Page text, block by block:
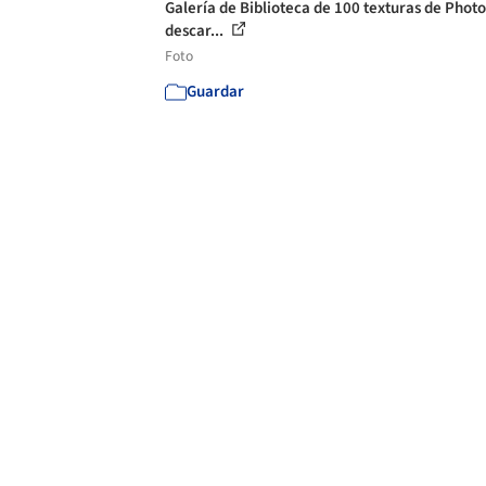
Galería de Biblioteca de 100 texturas de
descar...
Foto
Guardar